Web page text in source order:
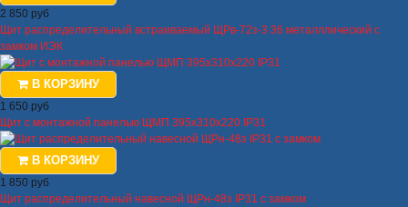
2 850 руб
Щит распределительный встраиваемый ЩРв-72з-3 36 металллический с
замком ИЭК
В КОРЗИНУ
1 650 руб
Щит с монтажной панелью ЩМП 395х310х220 IP31
В КОРЗИНУ
1 850 руб
Щит распределительный навесной ЩРн-48з IP31 с замком